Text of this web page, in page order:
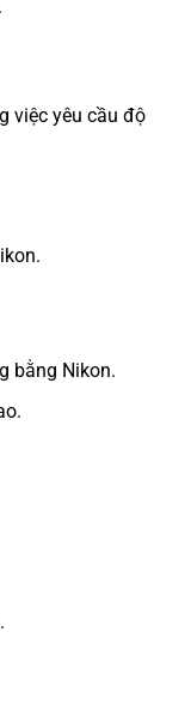
việc yêu cầu độ
bằng Nikon.